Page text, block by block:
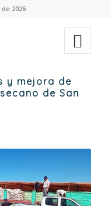
2026
y mejora de
de San